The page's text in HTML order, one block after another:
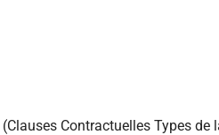
(Clauses Contractuelles Types de